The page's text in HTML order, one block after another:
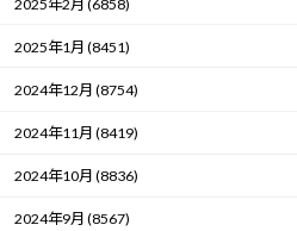
2025年2月 (6858)
2025年1月 (8451)
2024年12月 (8754)
2024年11月 (8419)
2024年10月 (8836)
2024年9月 (8567)